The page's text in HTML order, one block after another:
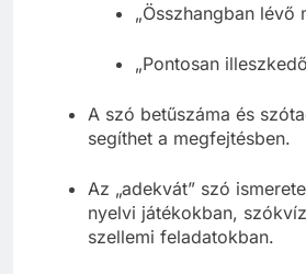
„Összhangban lévő
„Pontosan
A szó betűszáma és
segíthet a megfejtésben.
Az „adekvát” szó
nyelvi játékokban,
szellemi feladatokban.